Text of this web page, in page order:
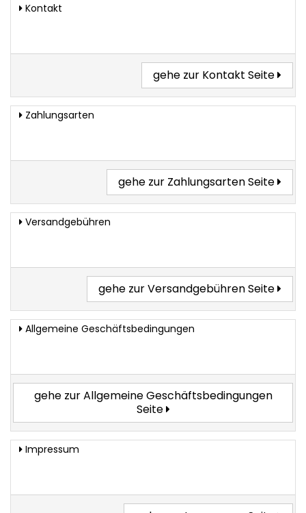
Kontakt
gehe zur Kontakt Seite
Zahlungsarten
gehe zur Zahlungsarten Seite
Versandgebühren
gehe zur Versandgebühren Seite
Allgemeine Geschäftsbedingungen
gehe zur Allgemeine Geschäftsbedingungen
Seite
Impressum